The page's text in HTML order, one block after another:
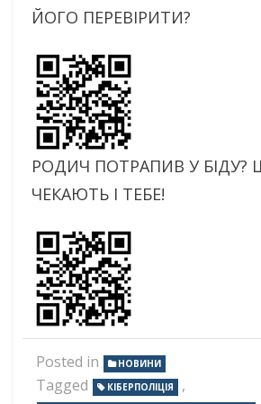
ЙОГО ПЕРЕВІРИТИ?
РОДИЧ ПОТРАПИВ У БІДУ?
ЧЕКАЮТЬ І ТЕБЕ!
Posted in НОВИНИ
Tagged КІБЕРПОЛІЦІЯ ,